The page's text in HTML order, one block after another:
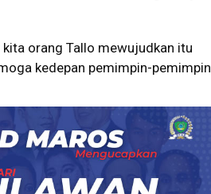
orang Tallo mewujudkan itu
kedepan pemimpin-pemimpin